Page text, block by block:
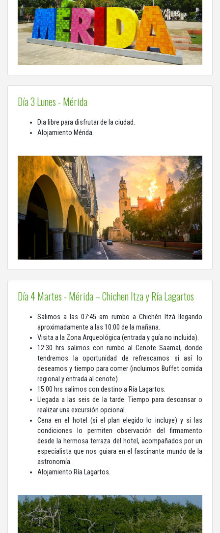
Día 3 Lunes - Mérida
Dia libre para disfrutar de la ciudad.
Alojamiento Mérida.
Día 4 Martes - Mérida – Chichen Itza y Ría Lagartos
Salimos a las 07:45 am rumbo a Chichén Itzá llegando
aproximadamente a las 10:00 de la mañana.
Visita a la Zona Arqueológica (entrada y guía no incluida).
12:30 hrs salimos con rumbo al Cenote Saamal, donde
tendremos la oportunidad de refrescarnos si así lo
deseamos y tiempo para comer (incluimos Buffet comida
regional y entrada al cenote).
15:00 hrs salimos con destino a Ría Lagartos.
Llegada a las seis de la tarde. Tiempo para descansar o
realizar una excursión opcional.
Cena en el hotel (si el plan elegido lo incluye) y si las
condiciones lo permiten observación del firmamento
desde la hermosa terraza del hotel, acompañados por un
especialista que nos guiara en el fascinante mundo de la
astronomía.
Alojamiento Ría Lagartos.